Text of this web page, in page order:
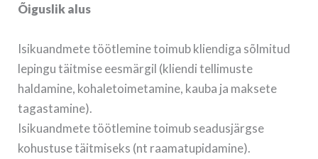
Õiguslik alus
Isikuandmete töötlemine toimub kliendiga sõlmitud
lepingu täitmise eesmärgil (kliendi tellimuste
haldamine, kohaletoimetamine, kauba ja maksete
tagastamine).
Isikuandmete töötlemine toimub seadusjärgse
kohustuse täitmiseks (nt raamatupidamine).